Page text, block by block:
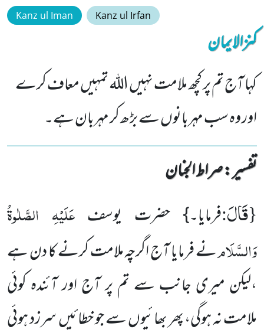
Kanz ul Iman Kanz ul Irfan
کنزالایمان
کہا آج تم پر کچھ ملامت نہیں اللہ تمہیں معاف کرے
اور وہ سب مہربانوں سے بڑھ کر مہربان ہے۔
تفسیر : ‎صراط الجنان
{قَالَ:فرمایا۔} حضرت یوسف عَلَیْہِ الصَّلٰوۃُ
وَالسَّلَامنے فرمایا آج اگرچہ ملامت کرنے کا دن ہے
،لیکن میری جانب سے تم پر آج اور آئندہ کوئی
ملامت نہ ہوگی، پھر بھائیوں سے جو خطائیں سرزد ہوئی